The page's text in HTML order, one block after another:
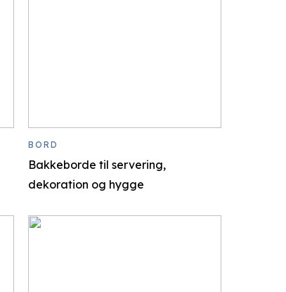
Bakkeborde til servering,
dekoration og hygge
BORD